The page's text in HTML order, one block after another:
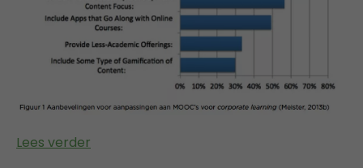
Lees verder